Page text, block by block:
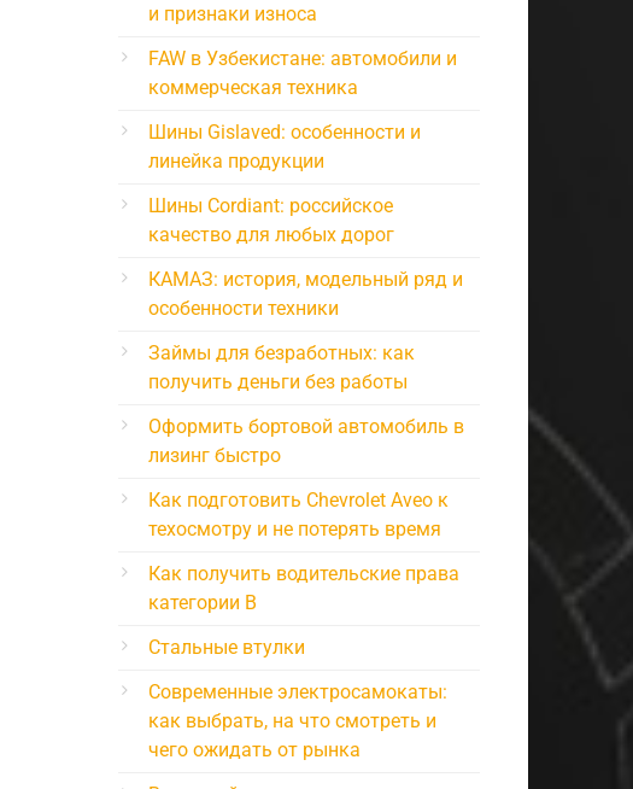
и признаки износа
FAW в Узбекистане: автомобили и
коммерческая техника
Шины Gislaved: особенности и
линейка продукции
Шины Cordiant: российское
качество для любых дорог
КАМАЗ: история, модельный ряд и
особенности техники
Займы для безработных: как
получить деньги без работы
Оформить бортовой автомобиль в
лизинг быстро
Как подготовить Chevrolet Aveo к
техосмотру и не потерять время
Как получить водительские права
категории B
Стальные втулки
Современные электросамокаты:
как выбрать, на что смотреть и
чего ожидать от рынка